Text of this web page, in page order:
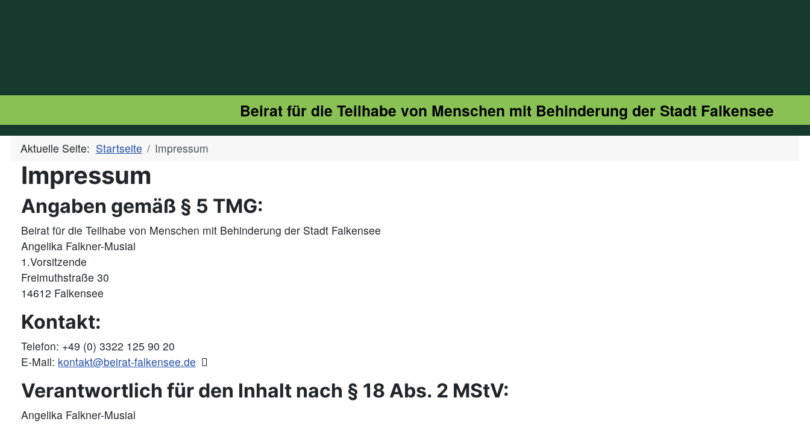
Beirat für die Teilhabe von Menschen mit Behinderung der Stadt Falkensee
Aktuelle Seite: Startseite Impressum
Impressum
Angaben gemäß § 5 TMG:
Beirat für die Teilhabe von Menschen mit Behinderung der Stadt Falkensee
Angelika Falkner-Musial
1.Vorsitzende
Freimuthstraße 30
14612 Falkensee
Kontakt:
Telefon: +49 (0) 3322 125 90 20
E-Mail: kontakt@beirat-falkensee.de
Verantwortlich für den Inhalt nach § 18 Abs. 2 MStV:
Angelika Falkner-Musial